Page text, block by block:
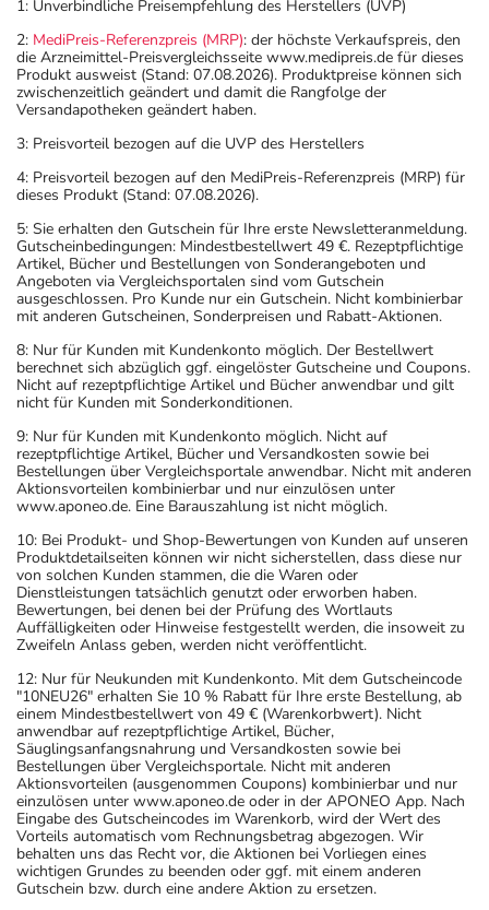
1: Unverbindliche Preisempfehlung des Herstellers (UVP)
2: MediPreis-Referenzpreis (MRP): der höchste Verkaufspreis, den
die Arzneimittel-Preisvergleichsseite www.medipreis.de für dieses
Produkt ausweist (Stand: 07.08.2026). Produktpreise können sich
zwischenzeitlich geändert und damit die Rangfolge der
Versandapotheken geändert haben.
3: Preisvorteil bezogen auf die UVP des Herstellers
4: Preisvorteil bezogen auf den MediPreis-Referenzpreis (MRP) für
dieses Produkt (Stand: 07.08.2026).
5: Sie erhalten den Gutschein für Ihre erste Newsletteranmeldung.
Gutscheinbedingungen: Mindestbestellwert 49 €. Rezeptpflichtige
Artikel, Bücher und Bestellungen von Sonderangeboten und
Angeboten via Vergleichsportalen sind vom Gutschein
ausgeschlossen. Pro Kunde nur ein Gutschein. Nicht kombinierbar
mit anderen Gutscheinen, Sonderpreisen und Rabatt-Aktionen.
8: Nur für Kunden mit Kundenkonto möglich. Der Bestellwert
berechnet sich abzüglich ggf. eingelöster Gutscheine und Coupons.
Nicht auf rezeptpflichtige Artikel und Bücher anwendbar und gilt
nicht für Kunden mit Sonderkonditionen.
9: Nur für Kunden mit Kundenkonto möglich. Nicht auf
rezeptpflichtige Artikel, Bücher und Versandkosten sowie bei
Bestellungen über Vergleichsportale anwendbar. Nicht mit anderen
Aktionsvorteilen kombinierbar und nur einzulösen unter
www.aponeo.de. Eine Barauszahlung ist nicht möglich.
10: Bei Produkt- und Shop-Bewertungen von Kunden auf unseren
Produktdetailseiten können wir nicht sicherstellen, dass diese nur
von solchen Kunden stammen, die die Waren oder
Dienstleistungen tatsächlich genutzt oder erworben haben.
Bewertungen, bei denen bei der Prüfung des Wortlauts
Auffälligkeiten oder Hinweise festgestellt werden, die insoweit zu
Zweifeln Anlass geben, werden nicht veröffentlicht.
12: Nur für Neukunden mit Kundenkonto. Mit dem Gutscheincode
"10NEU26" erhalten Sie 10 % Rabatt für Ihre erste Bestellung, ab
einem Mindestbestellwert von 49 € (Warenkorbwert). Nicht
anwendbar auf rezeptpflichtige Artikel, Bücher,
Säuglingsanfangsnahrung und Versandkosten sowie bei
Bestellungen über Vergleichsportale. Nicht mit anderen
Aktionsvorteilen (ausgenommen Coupons) kombinierbar und nur
einzulösen unter www.aponeo.de oder in der APONEO App. Nach
Eingabe des Gutscheincodes im Warenkorb, wird der Wert des
Vorteils automatisch vom Rechnungsbetrag abgezogen. Wir
behalten uns das Recht vor, die Aktionen bei Vorliegen eines
wichtigen Grundes zu beenden oder ggf. mit einem anderen
Gutschein bzw. durch eine andere Aktion zu ersetzen.